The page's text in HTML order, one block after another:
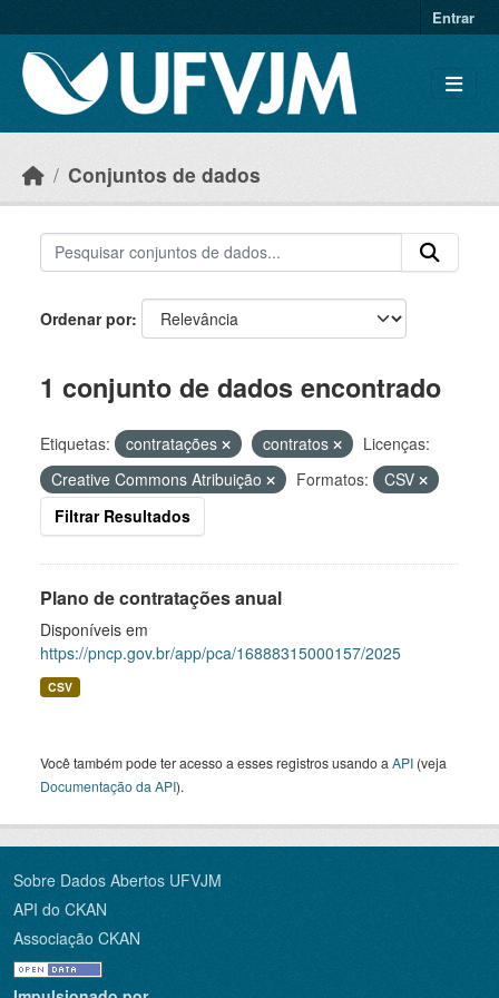
Entrar
Conjuntos de dados
Ordenar por
1 conjunto de dados encontrado
Etiquetas: contratações contratos
Licenças:
Creative Commons Atribuição
Formatos:
CSV
Filtrar Resultados
Plano de contratações anual
Disponíveis em
https://pncp.gov.br/app/pca/16888315000157/2025
CSV
Você também pode ter acesso a esses registros usando a API (veja
Documentação da API).
Sobre Dados Abertos UFVJM
API do CKAN
Associação CKAN